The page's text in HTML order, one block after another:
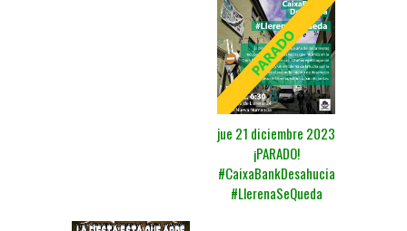
jue 21 diciembre 2023
¡PARADO!
#CaixaBankDesahucia
#LlerenaSeQueda